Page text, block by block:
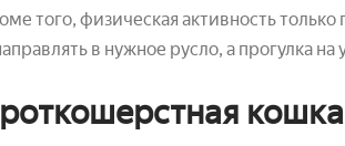
того, физическая активность
в нужное русло, а прогулка на
кошка